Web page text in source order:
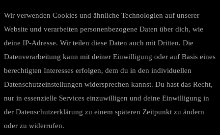
Wir verwenden Cookies und ähnliche Technologien auf unserer
Website und verarbeiten personenbezogene Daten über dich, wie
deine IP-Adresse. Wir teilen diese Daten auch mit Dritten. Die
Datenverarbeitung kann mit deiner Einwilligung oder auf Basis eines
berechtigten Interesses erfolgen, dem du in den individuellen
Datenschutzeinstellungen widersprechen kannst. Du hast das Recht,
nur in essenzielle Services einzuwilligen und deine Einwilligung in
der Datenschutzerklärung zu einem späteren Zeitpunkt zu ändern
oder zu widerrufen.